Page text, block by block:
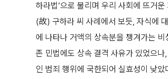
하라법’으로 불리며 우리 사회에 뜨거
(故) 구하라 씨 사례에서 보듯, 자식에
에 나타나 거액의 상속분을 챙겨가는
존 민법에도 상속 결격 사유가 있었으
인 범죄 행위에 국한되어 실효성이 낮았